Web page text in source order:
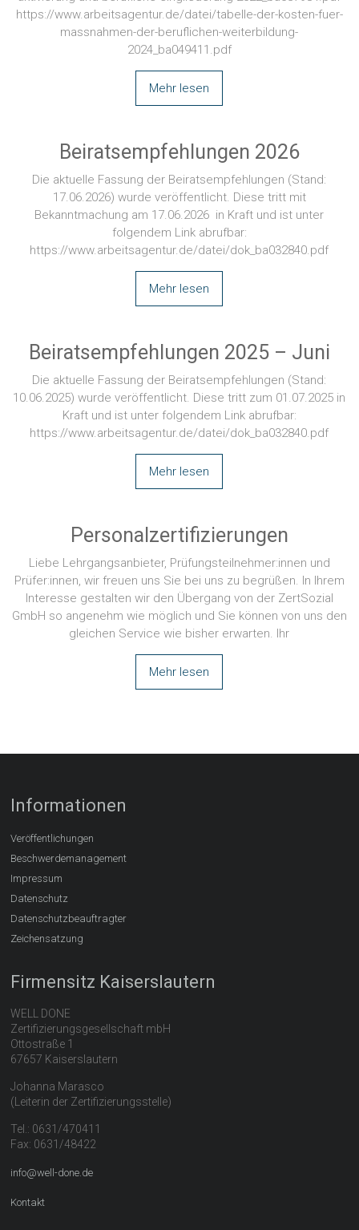
https://www.arbeitsagentur.de/datei/tabelle-der-kosten-fuer-
massnahmen-der-beruflichen-weiterbildung-
2024_ba049411.pdf
Mehr lesen
Beiratsempfehlungen 2026
Die aktuelle Fassung der Beiratsempfehlungen (Stand:
17.06.2026) wurde veröffentlicht. Diese tritt mit
Bekanntmachung am 17.06.2026 in Kraft und ist unter
folgendem Link abrufbar:
https://www.arbeitsagentur.de/datei/dok_ba032840.pdf
Mehr lesen
Beiratsempfehlungen 2025 – Juni
Die aktuelle Fassung der Beiratsempfehlungen (Stand:
10.06.2025) wurde veröffentlicht. Diese tritt zum 01.07.2025 in
Kraft und ist unter folgendem Link abrufbar:
https://www.arbeitsagentur.de/datei/dok_ba032840.pdf
Mehr lesen
Personalzertifizierungen
Liebe Lehrgangsanbieter, Prüfungsteilnehmer:innen und
Prüfer:innen, wir freuen uns Sie bei uns zu begrüßen. In Ihrem
Interesse gestalten wir den Übergang von der ZertSozial
GmbH so angenehm wie möglich und Sie können von uns den
gleichen Service wie bisher erwarten. Ihr
Mehr lesen
Informationen
Veröffentlichungen
Beschwerdemanagement
Impressum
Datenschutz
Datenschutzbeauftragter
Zeichensatzung
Firmensitz Kaiserslautern
WELL DONE
Zertifizierungsgesellschaft mbH
Ottostraße 1
67657 Kaiserslautern
Johanna Marasco
(Leiterin der Zertifizierungsstelle)
Tel.: 0631/470411
Fax: 0631/48422
info@well-done.de
Kontakt